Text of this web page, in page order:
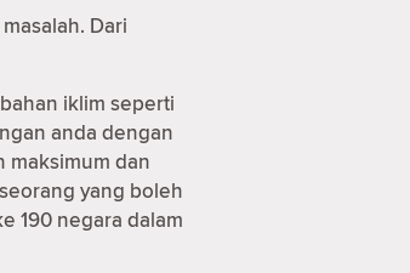
Dari
iklim seperti
anda dengan
maksimum dan
yang boleh
190 negara dalam